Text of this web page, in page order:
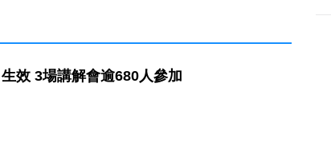
公共採購法下月生效 3場講解會逾680人參加